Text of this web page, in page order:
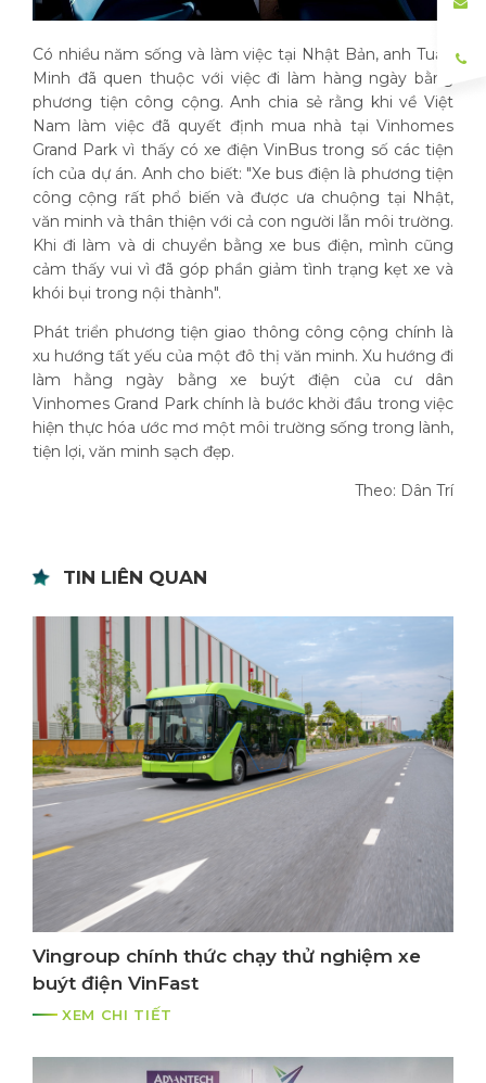
Có nhiều năm sống và làm việc tại Nhật Bản, anh Tuấn
Minh đã quen thuộc với việc đi làm hàng ngày bằng
phương tiện công cộng. Anh chia sẻ rằng khi về Việt
Nam làm việc đã quyết định mua nhà tại Vinhomes
Grand Park vì thấy có xe điện VinBus trong số các tiện
ích của dự án. Anh cho biết: "Xe bus điện là phương tiện
công cộng rất phổ biến và được ưa chuộng tại Nhật,
văn minh và thân thiện với cả con người lẫn môi trường.
Khi đi làm và di chuyển bằng xe bus điện, mình cũng
cảm thấy vui vì đã góp phần giảm tình trạng kẹt xe và
khói bụi trong nội thành".
Phát triển phương tiện giao thông công cộng chính là
xu hướng tất yếu của một đô thị văn minh. Xu hướng đi
làm hằng ngày bằng xe buýt điện của cư dân
Vinhomes Grand Park chính là bước khởi đầu trong việc
hiện thực hóa ước mơ một môi trường sống trong lành,
tiện lợi, văn minh sạch đẹp.
Theo: Dân Trí
TIN LIÊN QUAN
Vingroup chính thức chạy thử nghiệm xe
buýt điện VinFast
XEM CHI TIẾT